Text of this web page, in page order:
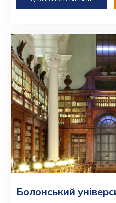
Болонський